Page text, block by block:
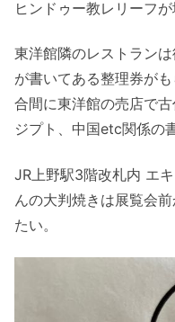
ヒンドゥー教レリーフ
東洋館隣のレストラン
が書いてある整理券が
合間に東洋館の売店で
ジプト、中国etc関係の
JR上野駅3階改札内 エ
んの大判焼きは展覧会
たい。